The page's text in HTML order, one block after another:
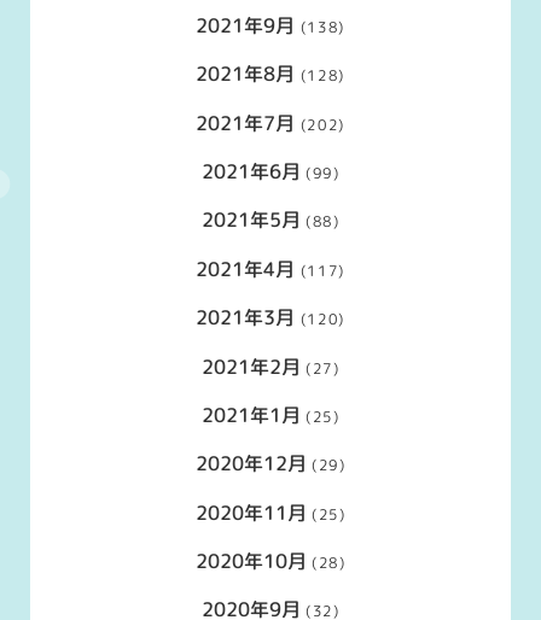
2021年9月 (138)
2021年8月 (128)
2021年7月 (202)
2021年6月 (99)
2021年5月 (88)
2021年4月 (117)
2021年3月 (120)
2021年2月 (27)
2021年1月 (25)
2020年12月 (29)
2020年11月 (25)
2020年10月 (28)
2020年9月 (32)